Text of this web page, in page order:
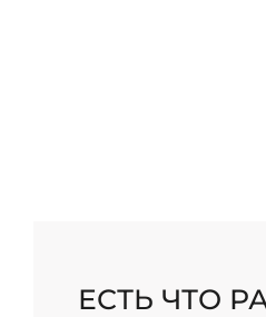
ЕСТЬ ЧТО